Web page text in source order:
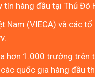
hàng đầu tại Thủ Đô
Nam (VIECA) và các
hơn 1.000 trường trên
quốc gia hàng đầu